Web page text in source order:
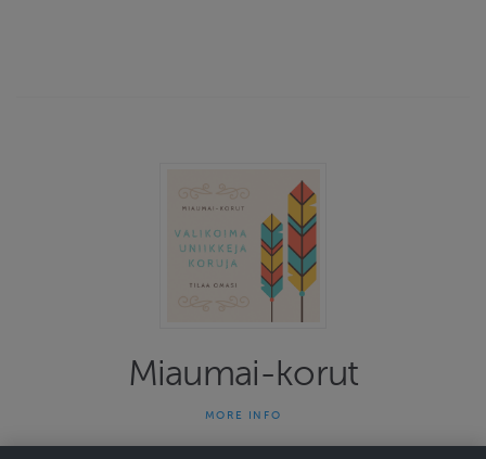
Miaumai-korut
koruja jo 13 vuotta. Kauniit ja persoonalliset korut herättävät
MORE INFO